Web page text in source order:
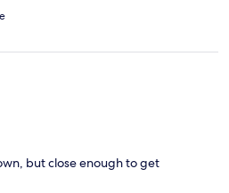
but close enough to get